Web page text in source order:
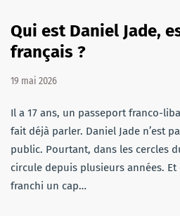
Qui est Daniel Jade,
français ?
19 mai 2026
Il a 17 ans, un passeport franco-
fait déjà parler. Daniel Jade n’est
public. Pourtant, dans les cercles
circule depuis plusieurs années. Et
franchi un cap…